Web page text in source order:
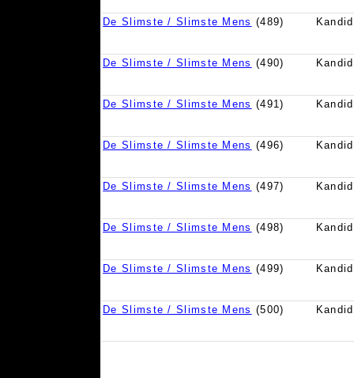
De Slimste / Slimste Mens (489)
De Slimste / Slimste Mens (490)
De Slimste / Slimste Mens (491)
De Slimste / Slimste Mens (496)
De Slimste / Slimste Mens (497)
De Slimste / Slimste Mens (498)
De Slimste / Slimste Mens (499)
De Slimste / Slimste Mens (500)